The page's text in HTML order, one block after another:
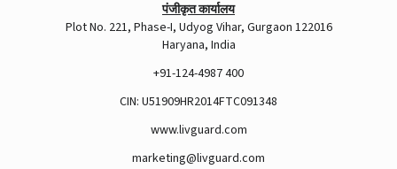
View this post on Instagram
पंजीकृत कार्यालय
Plot No. 221, Phase-I, Udyog Vihar, Gurgaon 122016
Haryana, India
+91-124-4987 400
CIN: U51909HR2014FTC091348
www.livguard.com
marketing@livguard.com